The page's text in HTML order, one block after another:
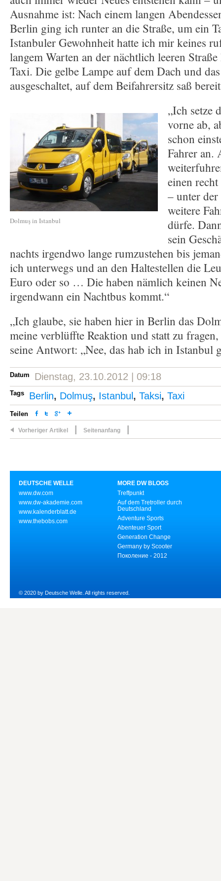
Ausnahme ist: Nach einem langen
Berlin ging ich runter an die Straße, um ein
Istanbuler Gewohnheit hatte ich mir keines
langem Warten an der nächtlich leeren
Taxi. Die gelbe Lampe auf dem Dach und
ausgeschaltet, auf dem Beifahrersitz saß
Dolmuş in Istanbul
„Ich setze
vorne ab,
schon
Fahrer an.
einen
– unter
weitere
dürfe.
sein
nachts irgendwo lange rumzustehen bis
ich unterwegs und an den Haltestellen die
Euro oder so … Die haben nämlich keinen
irgendwann ein Nachtbus kommt.“
„Ich glaube, sie haben hier in Berlin das
meine verblüffte Reaktion und statt zu fragen,
seine Antwort: „Nee, das hab ich in Istanbul
Datum Dienstag, 23.10.2012 | 09:18
Tags Berlin, Dolmuş, Istanbul , Taksi, Taxi
Teilen
Vorheriger Artikel Seitenanfang
DEUTSCHE WELLE
www.dw.com
www.dw-akademie.com
www.kalenderblatt.de
www.thebobs.com
MORE DW BLOGS
Treffpunkt
Auf dem Tretroller durch
Deutschland
Adventure Sports
Abenteuer Sport
Generation Change
Germany by Scooter
Поколение - 2012
© 2020 by Deutsche Welle. All rights reserved.